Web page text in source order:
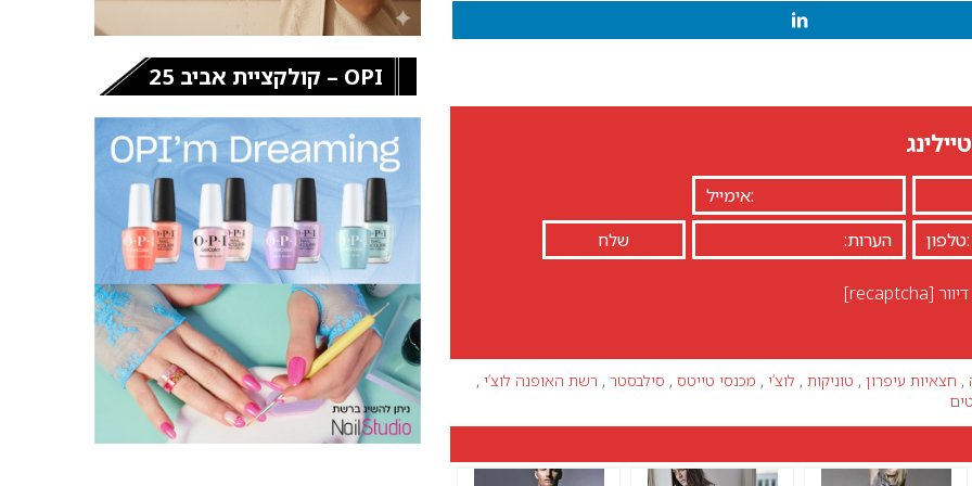
[recaptcha]
, חצאיות עיפרון , טוניקות , לוצ’י , מכנסי טייטס , סילבסטר , רשת האופנה לוצ’י ,
OPI – קולקציית אביב 25